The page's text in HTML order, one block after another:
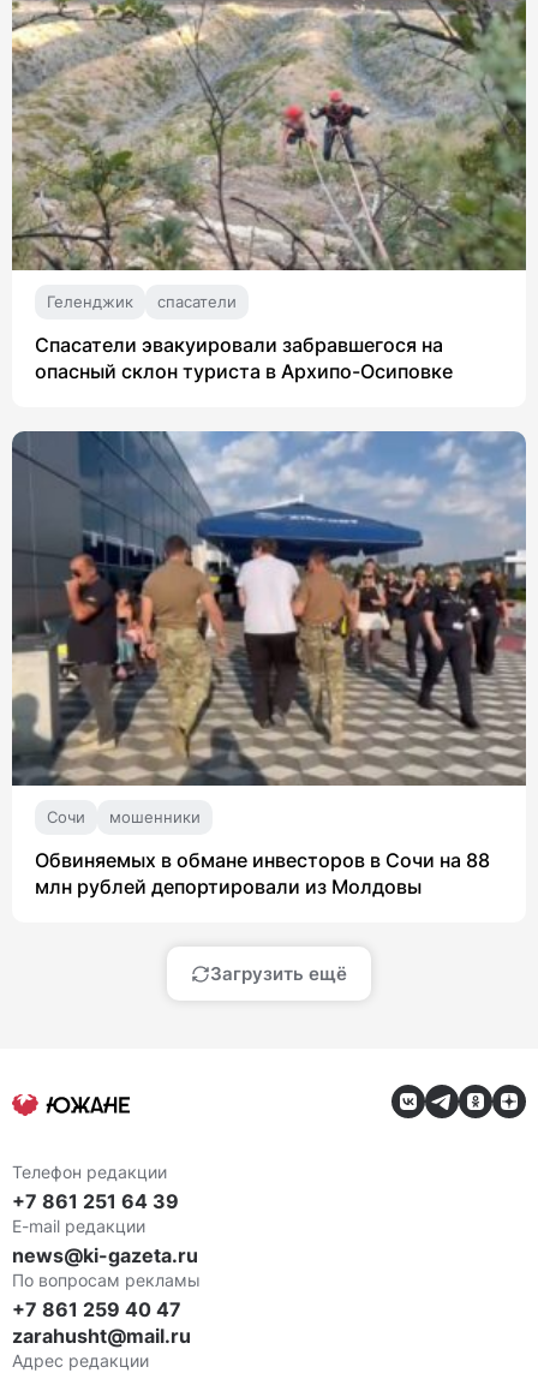
Геленджик спасатели
Спасатели эвакуировали забравшегося на
опасный склон туриста в Архипо-Осиповке
Сочи мошенники
Обвиняемых в обмане инвесторов в Сочи на 88
млн рублей депортировали из Молдовы
Загрузить ещё
Телефон редакции
+7 861 251 64 39
E-mail редакции
news@ki-gazeta.ru
По вопросам рекламы
+7 861 259 40 47
zarahusht@mail.ru
Адрес редакции